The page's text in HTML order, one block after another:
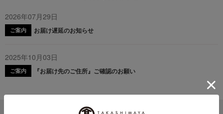
2026年07月29日
ご案内 お届け遅延のお知らせ
2025年10月03日
ご案内 『お届け先のご住所』ご確認のお願い